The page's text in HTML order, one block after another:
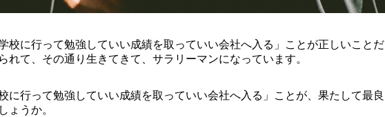
校に行って勉強していい成績を取っていい会社へ入る」ことが正しいことだ
れて、その通り生きてきて、サラリーマンになっています。
に行って勉強していい成績を取っていい会社へ入る」ことが、果たして最良
ょうか。